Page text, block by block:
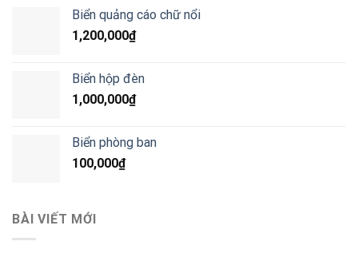
Biển quảng cáo chữ nổi
1,200,000₫
Biển hộp đèn
1,000,000₫
Biển phòng ban
100,000₫
BÀI VIẾT MỚI